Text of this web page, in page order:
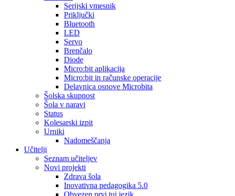
Serijski vmesnik
Priključki
Bluetooth
LED
Servo
Brenčalo
Diode
Micro:bit aplikacija
Micro:bit in računske operacije
Delavnica osnove Microbita
Šolska skupnost
Šola v naravi
Status
Kolesarski izpit
Urniki
Nadomeščanja
Učitelji
Seznam učiteljev
Novi projekti
Zdrava šola
Inovativna pedagogika 5.0
Obvezen prvi tuj jezik